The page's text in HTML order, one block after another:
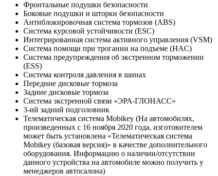
Фронтальные подушки безопасности
Боковые подушки и шторки безопасности
Антиблокировочная система тормозов (ABS)
Система курсовой устойчивости (ESC)
Интегрированная система активного управления (VSM)
Система помощи при трогании на подъеме (HAC)
Система предупреждения об экстренном торможении
(ESS)
Система контроля давления в шинах
Передние дисковые тормоза
Задние дисковые тормоза
Система экстренной связи «ЭРА-ГЛОНАСС»
3-ий задний подголовник
Телематическая система Mobikey (На автомобилях,
произведенных с 16 ноября 2020 года, изготовителем
может быть установлена «Телематическая система
Mobikey (базовая версия)» в качестве дополнительного
оборудования. Информацию о наличии/отсутствии
данного устройства на автомобиле можно получить у
менеджеров автосалона)